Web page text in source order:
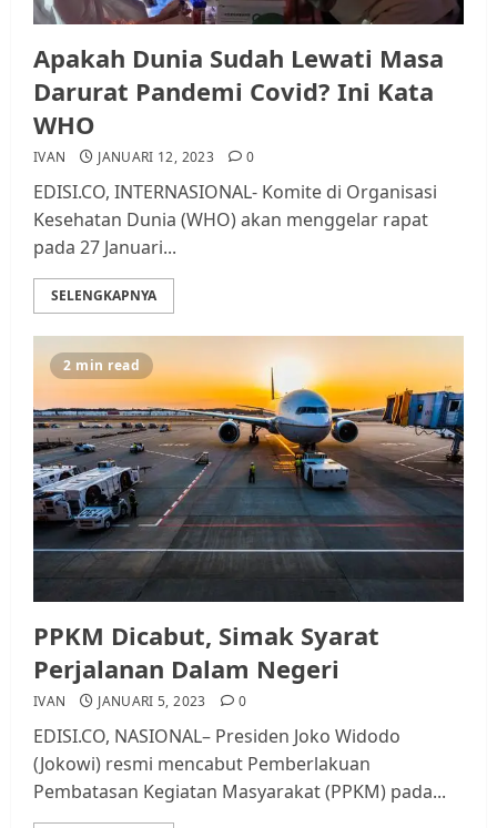
Apakah Dunia Sudah Lewati Masa
Darurat Pandemi Covid? Ini Kata
WHO
IVAN JANUARI 12, 2023 0
EDISI.CO, INTERNASIONAL- Komite di Organisasi
Kesehatan Dunia (WHO) akan menggelar rapat
pada 27 Januari...
SELENGKAPNYA
2 min read
PPKM Dicabut, Simak Syarat
Perjalanan Dalam Negeri
IVAN JANUARI 5, 2023 0
EDISI.CO, NASIONAL– Presiden Joko Widodo
(Jokowi) resmi mencabut Pemberlakuan
Pembatasan Kegiatan Masyarakat (PPKM) pada...